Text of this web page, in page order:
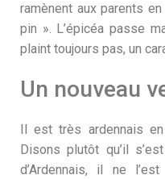
ramènent aux parents
pin ». L’épicéa passe
plaint toujours pas, un
Un nouveau
Il est très ardennais
Disons plutôt qu’il
d’Ardennais, il ne